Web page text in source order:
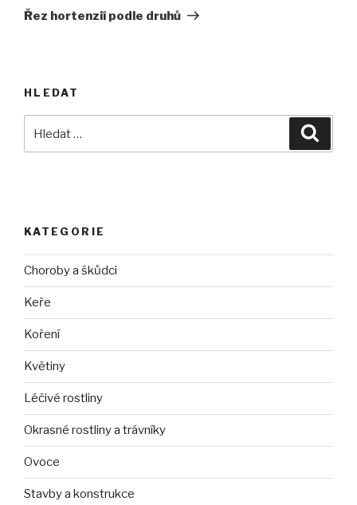
příspěvek
Řez hortenzií podle druhů
HLEDAT
KATEGORIE
Choroby a škůdci
Keře
Koření
Květiny
Léčivé rostliny
Okrasné rostliny a trávníky
Ovoce
Stavby a konstrukce